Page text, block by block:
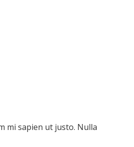
mi sapien ut justo. Nulla